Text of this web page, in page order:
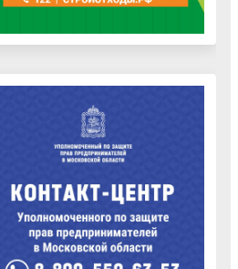
собственности
Предварительное
согласование
предоставления
земельных
участков,
государственная
собственность на